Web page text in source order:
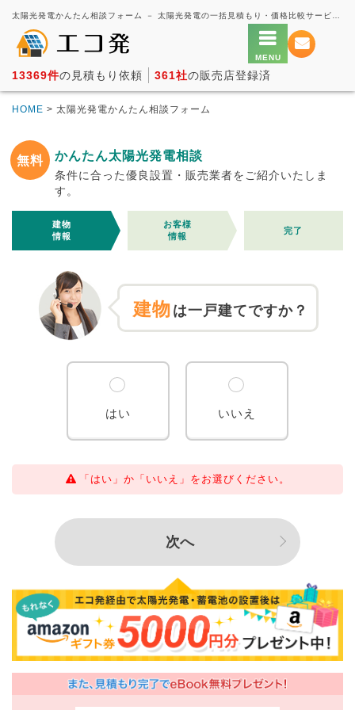
13369件の見積もり依頼 361社の販売店登録済
HOME > 太陽光発電かんたん相談フォーム
無料 かんたん太陽光発電相談
条件に合った優良設置・販売業者をご紹介いたしま
す。
建物
情報
お客様
情報
完了
建物 は一戸建てですか？
はい いいえ
「はい」か「いいえ」をお選びください。
次へ